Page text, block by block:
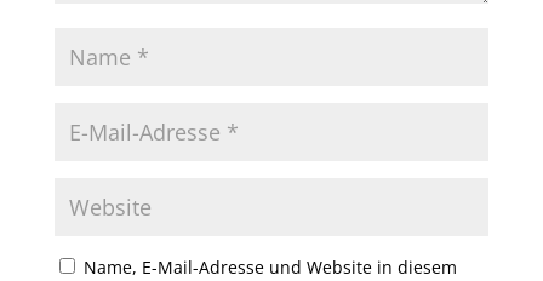
Name, E-Mail-Adresse und Website in diesem